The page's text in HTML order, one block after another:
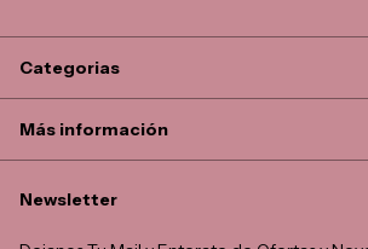
Categorias
Más información
Newsletter